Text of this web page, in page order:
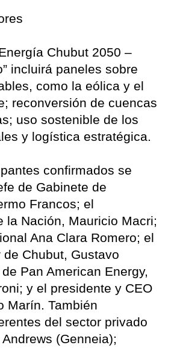
Chubut 2050 –
incluirá paneles sobre
como la eólica y el
reconversión de cuencas
uso sostenible de los
y logística estratégica.
confirmados se
de Gabinete de
Francos; el
la Nación, Mauricio Macri;
Ana Clara Romero; el
Chubut, Gustavo
Pan American Energy,
y el presidente y CEO
Marín. También
del sector privado
(Genneia);